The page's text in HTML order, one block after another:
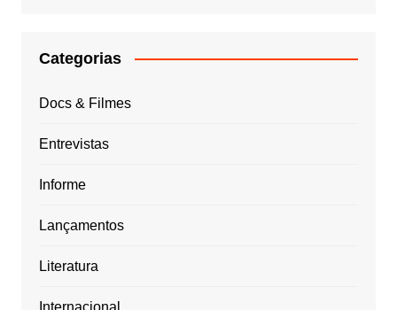
Categorias
Docs & Filmes
Entrevistas
Informe
Lançamentos
Literatura
Internacional